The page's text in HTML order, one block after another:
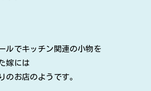
ルでキッチン関連の小物を
嫁には
のお店のようです。